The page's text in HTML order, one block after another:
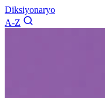
Diksiyonaryo
A-Z